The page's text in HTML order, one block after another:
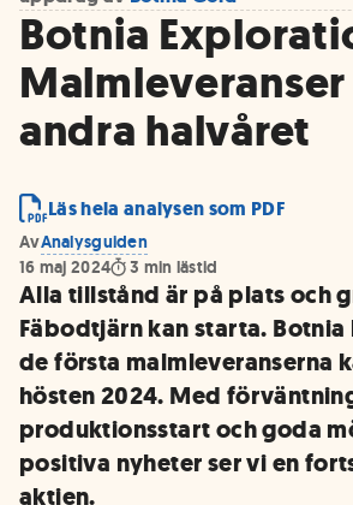
Botnia
andra halvåret
Läs hela analysen som PDF
AvAnalysguiden
16 maj 2024
3 min lästid
Alla tillstånd är på plats och
Fäbodtjärn kan starta.
de första malmleveranserna
hösten 2024. Med
produktionsstart och goda
positiva nyheter ser vi en
aktien.